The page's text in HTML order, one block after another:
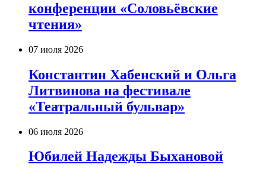
конференции «Соловьёвские
чтения»
07 июля 2026
Константин Хабенский и Ольга
Литвинова на фестивале
«Театральный бульвар»
06 июля 2026
Юбилей Надежды Быхановой